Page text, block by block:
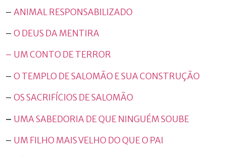
– ANIMAL RESPONSABILIZADO
– O DEUS DA MENTIRA
– UM CONTO DE TERROR
– O TEMPLO DE SALOMÃO E SUA CONSTRUÇÃO
– OS SACRIFÍCIOS DE SALOMÃO
– UMA SABEDORIA DE QUE NINGUÉM SOUBE
– UM FILHO MAIS VELHO DO QUE O PAI